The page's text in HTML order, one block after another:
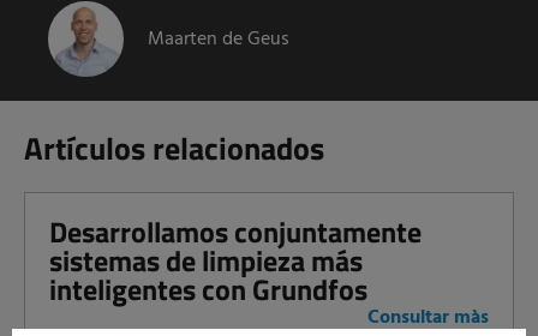
Maarten de Geus
Artículos relacionados
Desarrollamos conjuntamente
sistemas de limpieza más
inteligentes con Grundfos
Consultar màs